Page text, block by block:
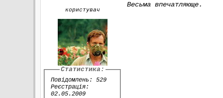
користувач
Статистика:
Повідомлень: 529
Реєстрація:
02.05.2009
Весьма впечатляюще.